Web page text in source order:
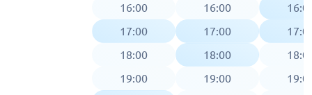
16:00
17:00
18:00
19:00
16:00
17:00
18:00
19:00